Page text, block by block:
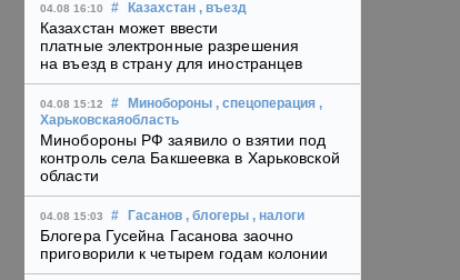
04.08 16:10 # Казахстан , въезд
Казахстан может ввести
платные электронные разрешения
на въезд в страну для иностранцев
04.08 15:12 # Минобороны , спецоперация ,
Харьковскаяобласть
Минобороны РФ заявило о взятии под
контроль села Бакшеевка в Харьковской
области
04.08 15:03 # Гасанов , блогеры , налоги
Блогера Гусейна Гасанова заочно
приговорили к четырем годам колонии